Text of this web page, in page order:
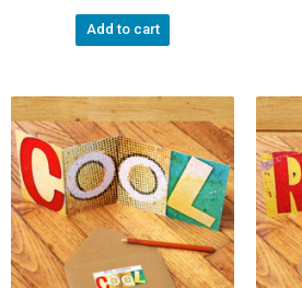
Add to cart